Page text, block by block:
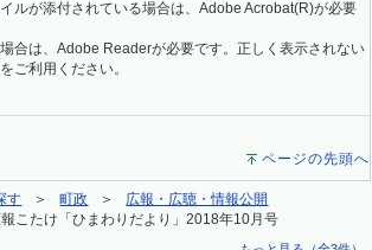
ルが添付されている場合は、Adobe Acrobat(R)が必要
合は、Adobe Readerが必要です。正しく表示されない
ご利用ください。
ページの先頭へ
す 町政
広報・広聴・情報公開
こたけ「ひまわりだより」2018年10月号